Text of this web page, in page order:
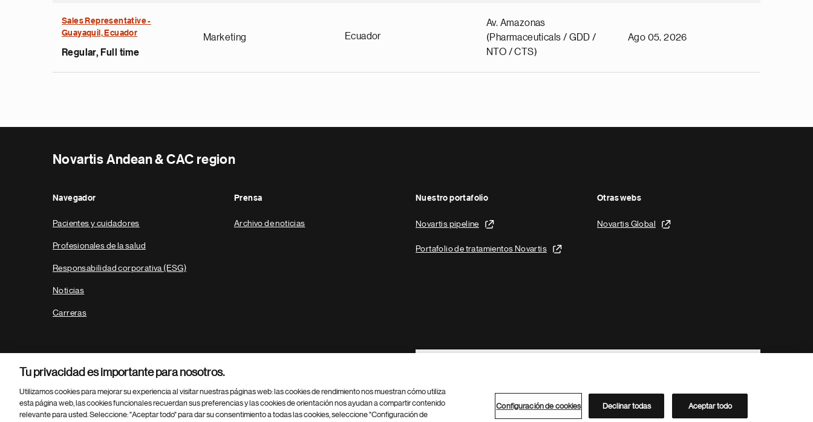
Sales Representative -
Guayaquil, Ecuador
Regular, Full time
Marketing Ecuador
Av. Amazonas
(Pharmaceuticals / GDD /
NTO / CTS)
Ago 05, 2026
Novartis Andean & CAC region
Navegador
Pacientes y cuidadores
Profesionales de la salud
Responsabilidad corporativa (ESG)
Noticias
Carreras
Prensa
Archivo de noticias
Nuestro portafolio
Novartis pipeline
Portafolio de tratamientos Novartis
Otras webs
Novartis Global
Footer Site Search
Parte
© 2026 Novartis AG Directorio de Novartis
Tu privacidad es importante para nosotros.
Utilizamos cookies para mejorar su experiencia al visitar nuestras páginas web: las cookies de rendimiento nos muestran cómo utiliza
esta página web, las cookies funcionales recuerdan sus preferencias y las cookies de orientación nos ayudan a compartir contenido
relevante para usted. Seleccione: "Aceptar todo" para dar su consentimiento a todas las cookies, seleccione "Configuración de
Configuración de cookies Declinar todas Aceptar todo